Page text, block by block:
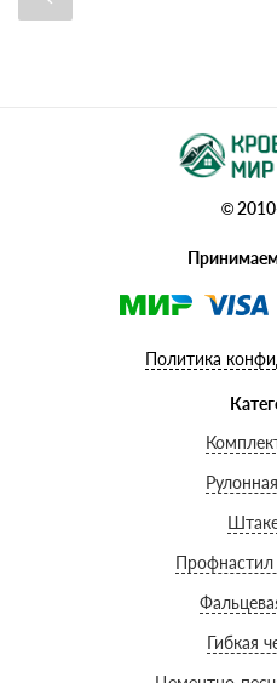
©
Политика
Профнастил
Гибкая